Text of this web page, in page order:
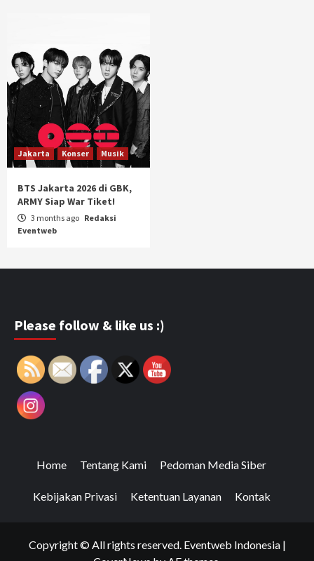
Jakarta Konser Musik
BTS Jakarta 2026 di GBK,
ARMY Siap War Tiket!
3 months ago Redaksi
Eventweb
Please follow & like us :)
Home Tentang Kami Pedoman Media Siber
Kebijakan Privasi Ketentuan Layanan Kontak
Copyright © All rights reserved. Eventweb Indonesia |